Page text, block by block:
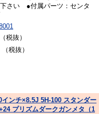
さい ●付属パーツ：センタ
税抜）
税抜）
ンチ×8.5J 5H-100 スタンダー
プリズムダークガンメタ（1